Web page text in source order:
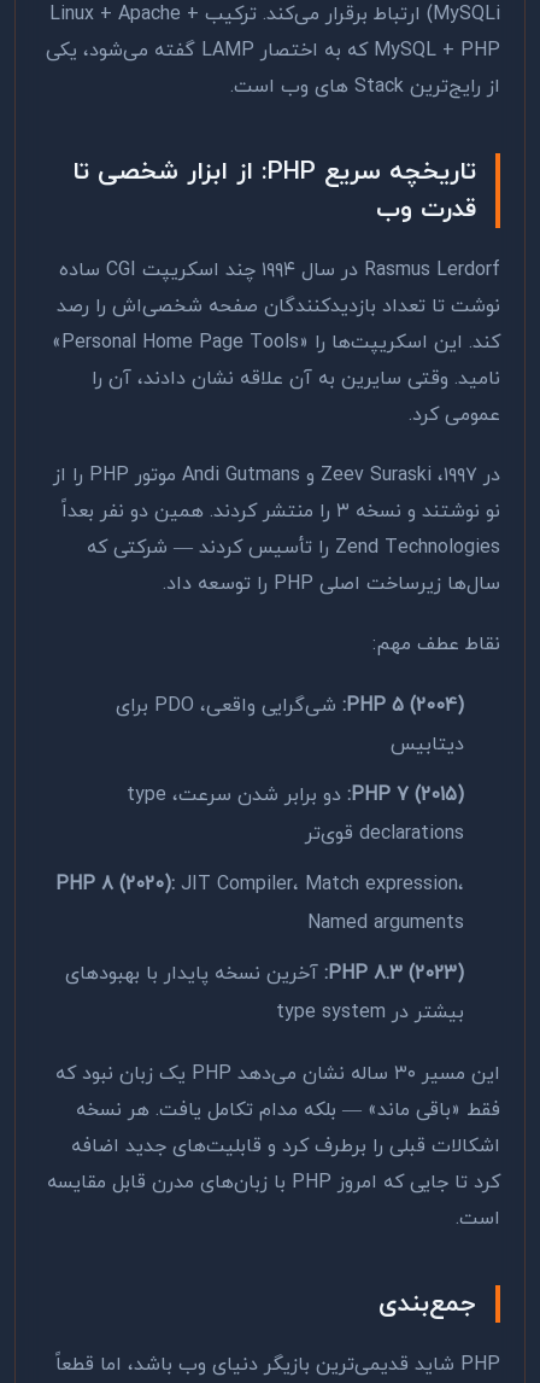
MySQLi) ارتباط برقرار می‌کند. ترکیب Linux + Apache +
MySQL + PHP که به اختصار LAMP گفته می‌شود، یکی
از رایج‌ترین Stack های وب است.
تاریخچه سریع PHP: از ابزار شخصی تا
قدرت وب
Rasmus Lerdorf در سال ۱۹۹۴ چند اسکریپت CGI ساده
نوشت تا تعداد بازدیدکنندگان صفحه شخصی‌اش را رصد
کند. این اسکریپت‌ها را «Personal Home Page Tools»
نامید. وقتی سایرین به آن علاقه نشان دادند، آن را
عمومی کرد.
در ۱۹۹۷، Zeev Suraski و Andi Gutmans موتور PHP را از
نو نوشتند و نسخه ۳ را منتشر کردند. همین دو نفر بعداً
Zend Technologies را تأسیس کردند — شرکتی که
سال‌ها زیرساخت اصلی PHP را توسعه داد.
نقاط عطف مهم:
PHP 5 (2004):
شی‌گرایی واقعی، PDO برای
دیتابیس
PHP 7 (2015):
دو برابر شدن سرعت، type
declarations قوی‌تر
PHP 8 (2020): JIT Compiler، Match expression،
Named arguments
PHP 8.3 (2023): آخرین نسخه پایدار با بهبودهای
بیشتر در type system
این مسیر ۳۰ ساله نشان می‌دهد PHP یک زبان نبود که
فقط «باقی ماند» — بلکه مدام تکامل یافت. هر نسخه
اشکالات قبلی را برطرف کرد و قابلیت‌های جدید اضافه
کرد تا جایی که امروز PHP با زبان‌های مدرن قابل مقایسه
است.
جمع‌بندی
PHP شاید قدیمی‌ترین بازیگر دنیای وب باشد، اما قطعاً